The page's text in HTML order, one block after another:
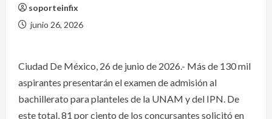
soporteinfix
junio 26, 2026
Ciudad De México, 26 de junio de 2026.- Más de 130 mil
aspirantes presentarán el examen de admisión al
bachillerato para planteles de la UNAM y del IPN. De
este total, 81 por ciento de los concursantes solicitó en